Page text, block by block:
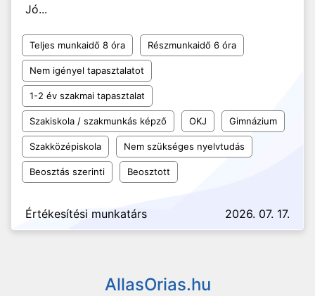
Jó...
Teljes munkaidő 8 óra Részmunkaidő 6 óra
Nem igényel tapasztalatot
1-2 év szakmai tapasztalat
Szakiskola / szakmunkás képző OKJ Gimnázium
Szakközépiskola Nem szükséges nyelvtudás
Beosztás szerinti Beosztott
Értékesítési munkatárs 2026. 07. 17.
AllasOrias.hu